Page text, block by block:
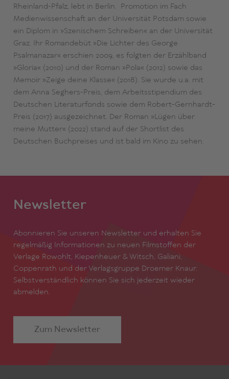
Rheinland-Pfalz, lebt in Berlin. Promotion im Fach
Medienwissenschaft an der Universität Potsdam sowie
ein Diplom in »Szenischem Schreiben« an der Universität
Graz. Ihr Romandebüt »Die Lichter des George
Psalmanazar« erschien 2009, es folgten der Erzählband
»Gloria« (2010) und der Roman »Pola« (2012) sowie das
Memoir »Zeige deine Klasse« (2018). Sie wurde u.a. mit
dem Anna Seghers-Preis, dem Arbeitsstipendium des
Deutschen Literaturfonds sowie dem Robert-Gernhardt-
Preis (2017) ausgezeichnet. Der Roman »Lügen über
meine Mutter« (2022) stand auf der Shortlist des
Deutschen Buchpreises und ist bald im Kino zu sehen.
Newsletter
Abonnieren Sie unseren Newsletter und erhalten Sie
regelmäßig Informationen zu neuen Filmstoffen der
Verlage Rowohlt, Kiepenheuer & Witsch, Galiani,
Coppenrath und der Verlagsgruppe Droemer Knaur.
Selbstverständlich können Sie sich jederzeit wieder
abmelden.
Zum Newsletter